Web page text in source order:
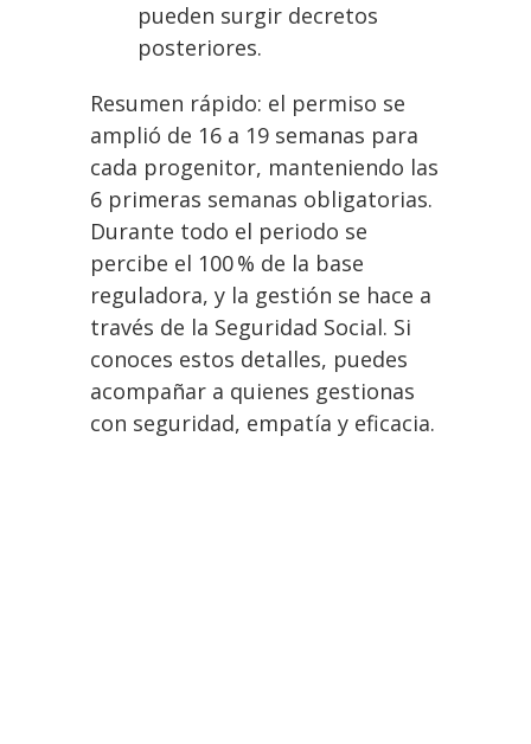
pueden surgir decretos
posteriores.
Resumen rápido: el permiso se
amplió de 16 a 19 semanas para
cada progenitor, manteniendo las
6 primeras semanas obligatorias.
Durante todo el periodo se
percibe el 100 % de la base
reguladora, y la gestión se hace a
través de la Seguridad Social. Si
conoces estos detalles, puedes
acompañar a quienes gestionas
con seguridad, empatía y eficacia.